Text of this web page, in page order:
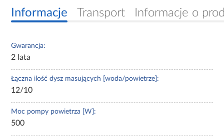
Informacje Transport Informacje o
Gwarancja:
2 lata
Łączna ilość dysz masujących [woda/powietrze]:
12/10
Moc pompy powietrza [W]:
500